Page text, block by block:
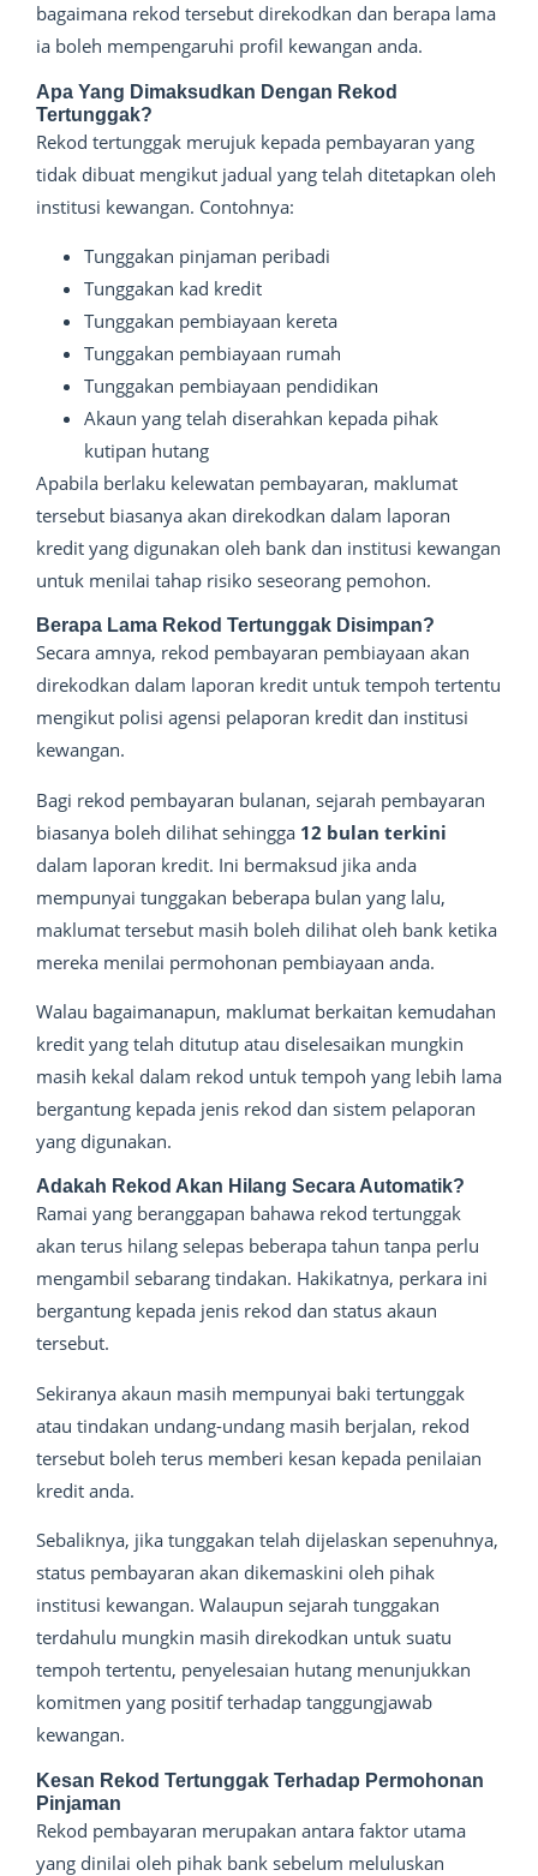
bagaimana rekod tersebut direkodkan dan berapa lama
ia boleh mempengaruhi profil kewangan anda.
Apa Yang Dimaksudkan Dengan Rekod
Tertunggak?
Rekod tertunggak merujuk kepada pembayaran yang
tidak dibuat mengikut jadual yang telah ditetapkan oleh
institusi kewangan. Contohnya:
Tunggakan pinjaman peribadi
Tunggakan kad kredit
Tunggakan pembiayaan kereta
Tunggakan pembiayaan rumah
Tunggakan pembiayaan pendidikan
Akaun yang telah diserahkan kepada pihak
kutipan hutang
Apabila berlaku kelewatan pembayaran, maklumat
tersebut biasanya akan direkodkan dalam laporan
kredit yang digunakan oleh bank dan institusi kewangan
untuk menilai tahap risiko seseorang pemohon.
Berapa Lama Rekod Tertunggak Disimpan?
Secara amnya, rekod pembayaran pembiayaan akan
direkodkan dalam laporan kredit untuk tempoh tertentu
mengikut polisi agensi pelaporan kredit dan institusi
kewangan.
Bagi rekod pembayaran bulanan, sejarah pembayaran
biasanya boleh dilihat sehingga 12 bulan terkini
dalam laporan kredit. Ini bermaksud jika anda
mempunyai tunggakan beberapa bulan yang lalu,
maklumat tersebut masih boleh dilihat oleh bank ketika
mereka menilai permohonan pembiayaan anda.
Walau bagaimanapun, maklumat berkaitan kemudahan
kredit yang telah ditutup atau diselesaikan mungkin
masih kekal dalam rekod untuk tempoh yang lebih lama
bergantung kepada jenis rekod dan sistem pelaporan
yang digunakan.
Adakah Rekod Akan Hilang Secara Automatik?
Ramai yang beranggapan bahawa rekod tertunggak
akan terus hilang selepas beberapa tahun tanpa perlu
mengambil sebarang tindakan. Hakikatnya, perkara ini
bergantung kepada jenis rekod dan status akaun
tersebut.
Sekiranya akaun masih mempunyai baki tertunggak
atau tindakan undang-undang masih berjalan, rekod
tersebut boleh terus memberi kesan kepada penilaian
kredit anda.
Sebaliknya, jika tunggakan telah dijelaskan sepenuhnya,
status pembayaran akan dikemaskini oleh pihak
institusi kewangan. Walaupun sejarah tunggakan
terdahulu mungkin masih direkodkan untuk suatu
tempoh tertentu, penyelesaian hutang menunjukkan
komitmen yang positif terhadap tanggungjawab
kewangan.
Kesan Rekod Tertunggak Terhadap Permohonan
Pinjaman
Rekod pembayaran merupakan antara faktor utama
yang dinilai oleh pihak bank sebelum meluluskan